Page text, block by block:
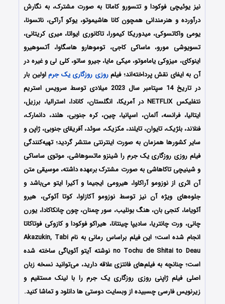
نیز یوئیچی فوکودا و تتسورو کاماتا به صورت مشترک، به نگارش
درآورده و هنرمندانی همچون کانا هاشیموتو، یوکو آراکی، ناتسونا،
یومی واکاتسوکی، میدوریکا کیمورا، تاکانوری ایواتا، میری کریتانی،
تسویوشی مورو، ماساکی کاجی، توموهارو هاسگاوا، آتسوهیرو
اینوکای، میزوکی یاماموتو، میکی مایا، جیرو ساتو، کلی لی و غیره در
آن به ایفای نقش پرداخته‌اند؛ فیلمروزی روزگاری یک جرماولین بار
در تاریخ 14 سپتامبر سال 2023 میلادی توسط سرویس استریم
نتفلیکس NETFLIX در آمریکا، انگلستان، کانادا، استرالیا، برزیل،
ایتالیا، فرانسه، آلمان، اسپانیا، چین، کره جنوبی، هلند، دانمارک،
فنلاند، بلژیک، تایوان، تایلند، مکزیک، سوئد، آفریقای جنوبی، ژاپن و
سایر کشورها همزمان به صورت اینترنتی منتشر گردید؛ تهیه‌کنندگی
فیلم روزی روزگاری یک جرم را شینزو ماتسوهاشی، موتوی ساساکی
و شینیچی تاکاهاشی به صورت مشترک برعهده داشته، موسیقی متن
آن اثری از نوزومو آراکاوا، هیرومی ایجیما و آکیرا ایتو می‌باشد و
جلوه‌های ویژه آن نیز توسط نوزومو آکازاوا، کوتا آئوکی، هیرو
آئویاما، کنجی بان، هنگ بونلیب، سور چمنان، چون چانکاکادا، یورن
چانی، ورت چانتریا، سادیپا چینتانا، هیراکو فوکودا و کازوکی فوتاکاتا
انجام شده است؛ این فیلم براساس رمانی به نام Akazukin, Tabi
no Tochu de Shitai to Deau نوشته آیتو آئویاگی ساخته شده
است؛ چنانچه به فیلم‌های فانتزی علاقه دارید، می‌توانید نسخه زبان
اصلی فیلم ژاپنی روزی روزگاری یک جرم را با ‌لینک مستقیم و
زیرنویس فارسی چسبیده از وبسایت دوستی ها دانلود و تماشا کنید.